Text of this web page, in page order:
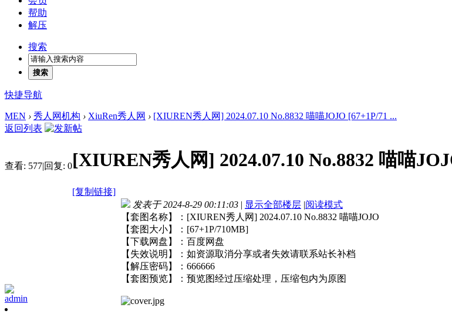
帮助
解压
搜索
搜索
快捷导航
MEN › 秀人网机构 › XiuRen秀人网 › [XIUREN秀人网] 2024.07.10 No.8832 喵喵JOJO [67+1P/71 ...
返回列表
查看: 577|回复: 0[XIUREN秀人网] 2024.07.10 No.8832 喵喵
[复制链接]
admin
发表于 2024-8-29 00:11:03 | 显示全部楼层 |阅读模式
【套图名称】：[XIUREN秀人网] 2024.07.10 No.8832 喵喵JOJO
【套图大小】：[67+1P/710MB]
【下载网盘】：百度网盘
【失效说明】：如资源取消分享或者失效请联系站长补档
【解压密码】：666666
【套图预览】：预览图经过压缩处理，压缩包内为原图